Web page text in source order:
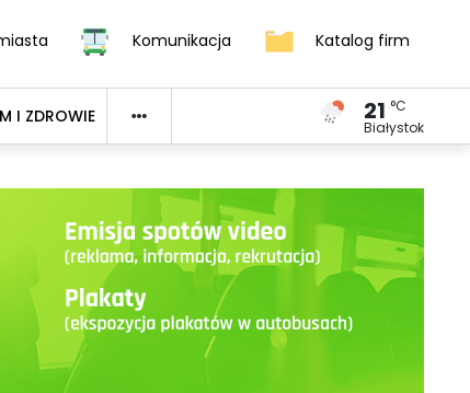
Komunikacja Katalog firm
I ZDROWIE 21 °C
Białystok